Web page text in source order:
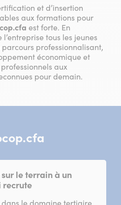
et d’insertion
aux formations pour
est forte. En
tous les jeunes
professionnalisant,
économique et
aux
pour demain.
le terrain à un
recrute